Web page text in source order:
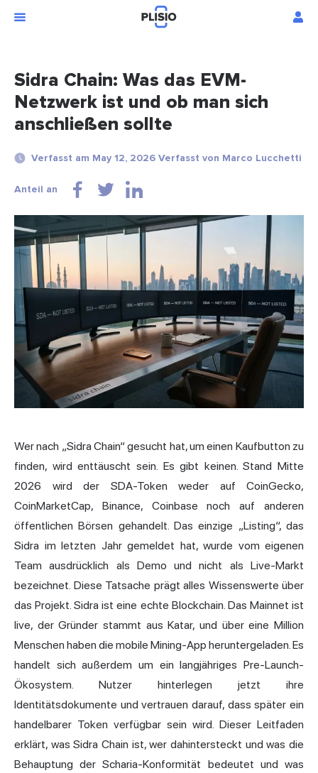
Sidra Chain: Was das EVM-
Netzwerk ist und ob man sich
anschließen sollte
Verfasst am May 12, 2026 Verfasst von Marco Lucchetti
Anteil an
Wer nach „Sidra Chain“ gesucht hat, um einen Kaufbutton zu
finden, wird enttäuscht sein. Es gibt keinen. Stand Mitte
2026 wird der SDA-Token weder auf CoinGecko,
CoinMarketCap, Binance, Coinbase noch auf anderen
öffentlichen Börsen gehandelt. Das einzige „Listing“, das
Sidra im letzten Jahr gemeldet hat, wurde vom eigenen
Team ausdrücklich als Demo und nicht als Live-Markt
bezeichnet. Diese Tatsache prägt alles Wissenswerte über
das Projekt. Sidra ist eine echte Blockchain. Das Mainnet ist
live, der Gründer stammt aus Katar, und über eine Million
Menschen haben die mobile Mining-App heruntergeladen. Es
handelt sich außerdem um ein langjähriges Pre-Launch-
Ökosystem. Nutzer hinterlegen jetzt ihre
Identitätsdokumente und vertrauen darauf, dass später ein
handelbarer Token verfügbar sein wird. Dieser Leitfaden
erklärt, was Sidra Chain ist, wer dahintersteckt und was die
Behauptung der Scharia-Konformität bedeutet und was